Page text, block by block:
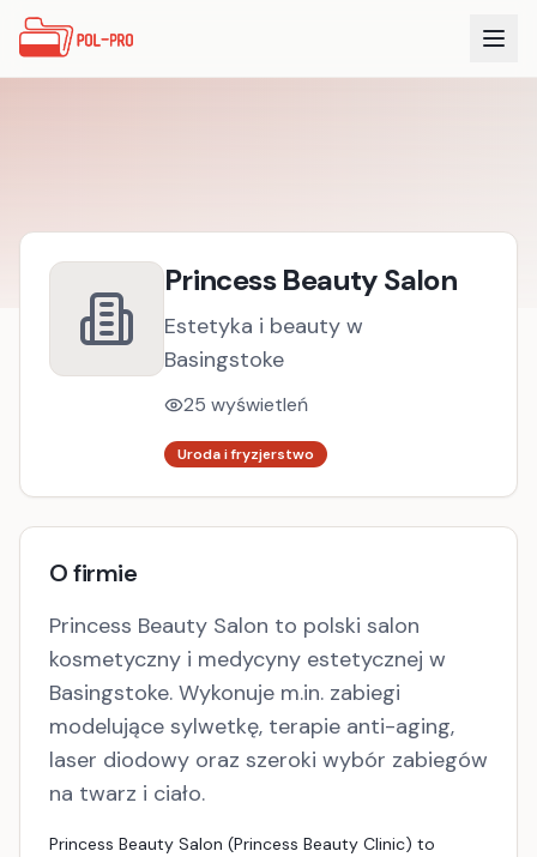
Princess Beauty Salon
Estetyka i beauty w
Basingstoke
25 wyświetleń
Uroda i fryzjerstwo
O firmie
Princess Beauty Salon to polski salon
kosmetyczny i medycyny estetycznej w
Basingstoke. Wykonuje m.in. zabiegi
modelujące sylwetkę, terapie anti-aging,
laser diodowy oraz szeroki wybór zabiegów
na twarz i ciało.
Princess Beauty Salon (Princess Beauty Clinic) to